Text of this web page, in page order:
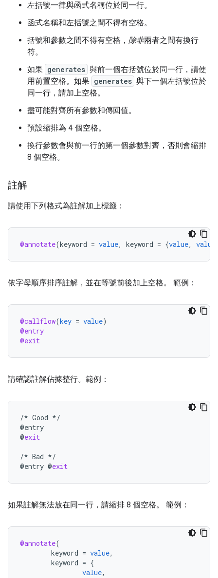
左括號一律與函式名稱位於同一行。
函式名稱和左括號之間不得有空格。
括號和參數之間不得有空格， 除非兩者之間有換行
符。
如果 generates 與前一個右括號位於同一行，請使
用前置空格。如果 generates 與下一個左括號位於
同一行，請加上空格。
盡可能對齊所有參數和傳回值。
預設縮排為 4 個空格。
換行參數會與前一行的第一個參數對齊，否則會縮排
8 個空格。
註解
請使用下列格式為註解加上標籤：
@annotate(keyword = value, keyword = {value, value
依字母順序排序註解，並在等號前後加上空格。 範例：
@callflow(key = value)
@entry
@exit
請確認註解佔據整行。範例：
/* Good */
@entry
@exit
/* Bad */
@entry @exit
如果註解無法放在同一行，請縮排 8 個空格。 範例：
@annotate(
keyword = value,
keyword = {
value,